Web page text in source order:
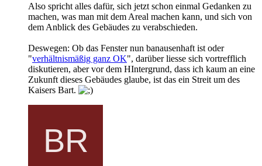
Also spricht alles dafür, sich jetzt schon einmal Gedanken zu
machen, was man mit dem Areal machen kann, und sich von
dem Anblick des Gebäudes zu verabschieden.
Deswegen: Ob das Fenster nun banausenhaft ist oder
"verhältnismäßig ganz OK", darüber liesse sich vortrefflich
diskutieren, aber vor dem HIntergrund, dass ich kaum an eine
Zukunft dieses Gebäudes glaube, ist das ein Streit um des
Kaisers Bart.